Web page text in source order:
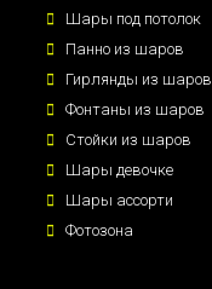
Шары под потолок
Панно из шаров
Гирлянды из шаров
Фонтаны из шаров
Стойки из шаров
Шары девочке
Шары ассорти
Фотозона